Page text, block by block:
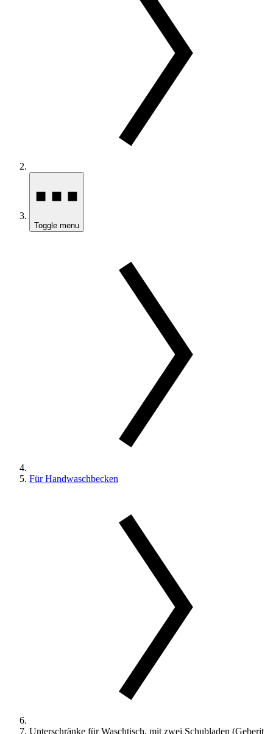
Toggle menu
Für Handwaschbecken
Unterschränke für Waschtisch, mit zwei Schubladen (Geberit